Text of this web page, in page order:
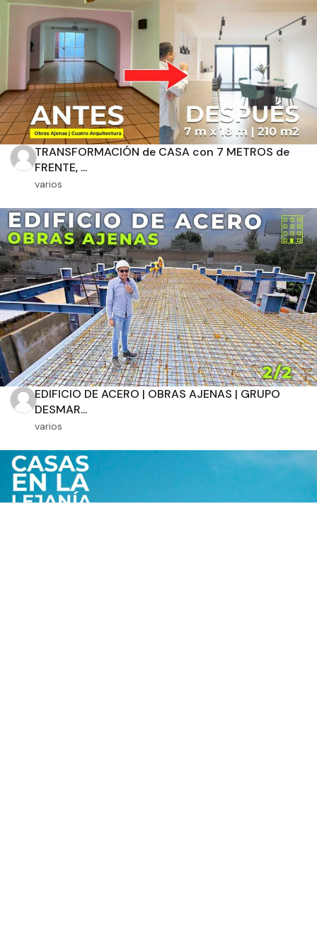
TRANSFORMACIÓN de CASA con 7 METROS de
FRENTE, ...
varios
EDIFICIO DE ACERO | OBRAS AJENAS | GRUPO
DESMAR...
varios
Aplicar filtros